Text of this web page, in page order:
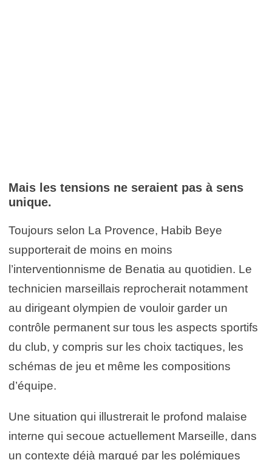
Mais les tensions ne seraient pas à sens
unique.
Toujours selon La Provence, Habib Beye
supporterait de moins en moins
l’interventionnisme de Benatia au quotidien. Le
technicien marseillais reprocherait notamment
au dirigeant olympien de vouloir garder un
contrôle permanent sur tous les aspects sportifs
du club, y compris sur les choix tactiques, les
schémas de jeu et même les compositions
d’équipe.
Une situation qui illustrerait le profond malaise
interne qui secoue actuellement Marseille, dans
un contexte déjà marqué par les polémiques